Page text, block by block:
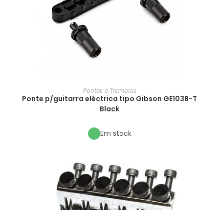
Pontes e Tremolos
Ponte p/guitarra eléctrica tipo Gibson GE103B-T
Black
Em stock